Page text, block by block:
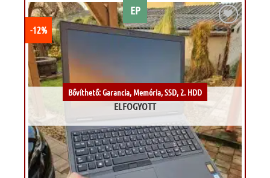
EP
Bővíthető: Garancia, Memória, SSD, 2. HDD
-12% Kívánságlistához
ELFOGYOTT